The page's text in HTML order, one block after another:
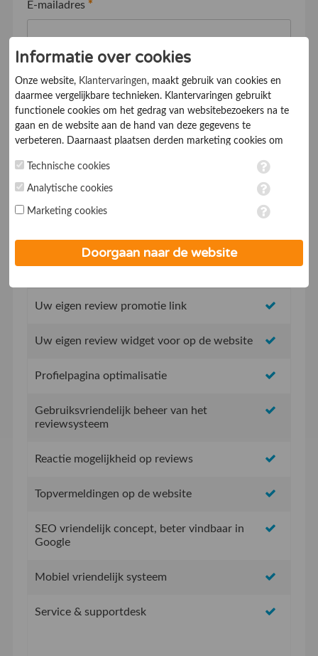
E-mailadres *
Telefoonnummer*
Ik ga akkoord met deAlgemene voorwaarden
Uw eigen review promotie link
Uw eigen review widget voor op de website
Profielpagina optimalisatie
Gebruiksvriendelijk beheer van het
reviewsysteem
Reactie mogelijkheid op reviews
Topvermeldingen op de website
SEO vriendelijk concept, beter vindbaar in
Google
Mobiel vriendelijk systeem
Service & supportdesk
Informatie over cookies
Onze website, Klantervaringen, maakt gebruik van cookies en
daarmee vergelijkbare technieken. Klantervaringen gebruikt
functionele cookies om het gedrag van websitebezoekers na te
gaan en de website aan de hand van deze gegevens te
verbeteren. Daarnaast plaatsen derden marketing cookies om
marketing cookies worden persoonsgegevens verwerkt. Je geeft
toestemming voor deze verwerking wanneer je hieronder een
op ieder moment aanpassen in de
. Lees voor meer
Technische cookies
Analytische cookies
Marketing cookies
Doorgaan naar de website